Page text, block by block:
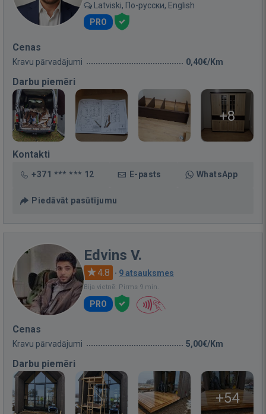
Latviski, По-русски, English
PRO
Cenas
Kravu pārvadājumi 0,40€/Km
Darbu piemēri
+8
Kontakti
+371 *** *** 12 E-pasts WhatsApp
Piedāvāt pasūtījumu
Edvins V.
4.8 · 9 atsauksmes
Bija vietnē: Pirms 9 min.
PRO
Cenas
Kravu pārvadājumi 5,00€/Km
Darbu piemēri
+54